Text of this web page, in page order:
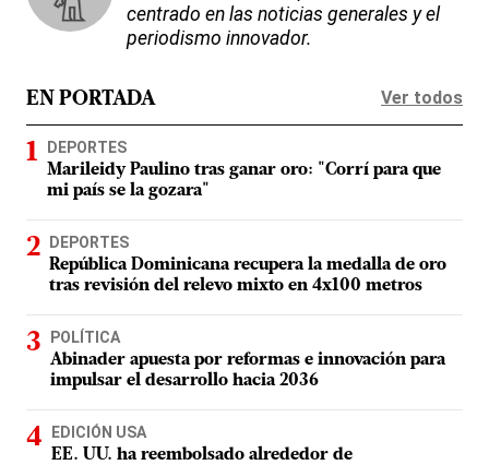
centrado en las noticias generales y el
periodismo innovador.
EN PORTADA Ver todos
DEPORTES
Marileidy Paulino tras ganar oro: "Corrí para que
mi país se la gozara"
DEPORTES
República Dominicana recupera la medalla de oro
tras revisión del relevo mixto en 4x100 metros
POLÍTICA
Abinader apuesta por reformas e innovación para
impulsar el desarrollo hacia 2036
EDICIÓN USA
EE. UU. ha reembolsado alrededor de